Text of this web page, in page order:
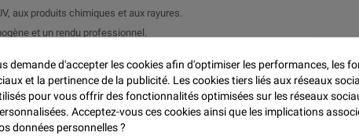
aux produits chimiques et aux rayures.
et un rendu professionnel.
les travaux nécessitant un séchage rapide.
offrant une finition esthétique et résistante.
une protection durable et une finition soignée.
demande d'accepter les cookies afin d'optimiser les performances, les
et la pertinence de la publicité. Les cookies tiers liés aux réseaux
pour vous offrir des fonctionnalités optimisées sur les réseaux
Acceptez-vous ces cookies ainsi que les implications
données personnelles ?